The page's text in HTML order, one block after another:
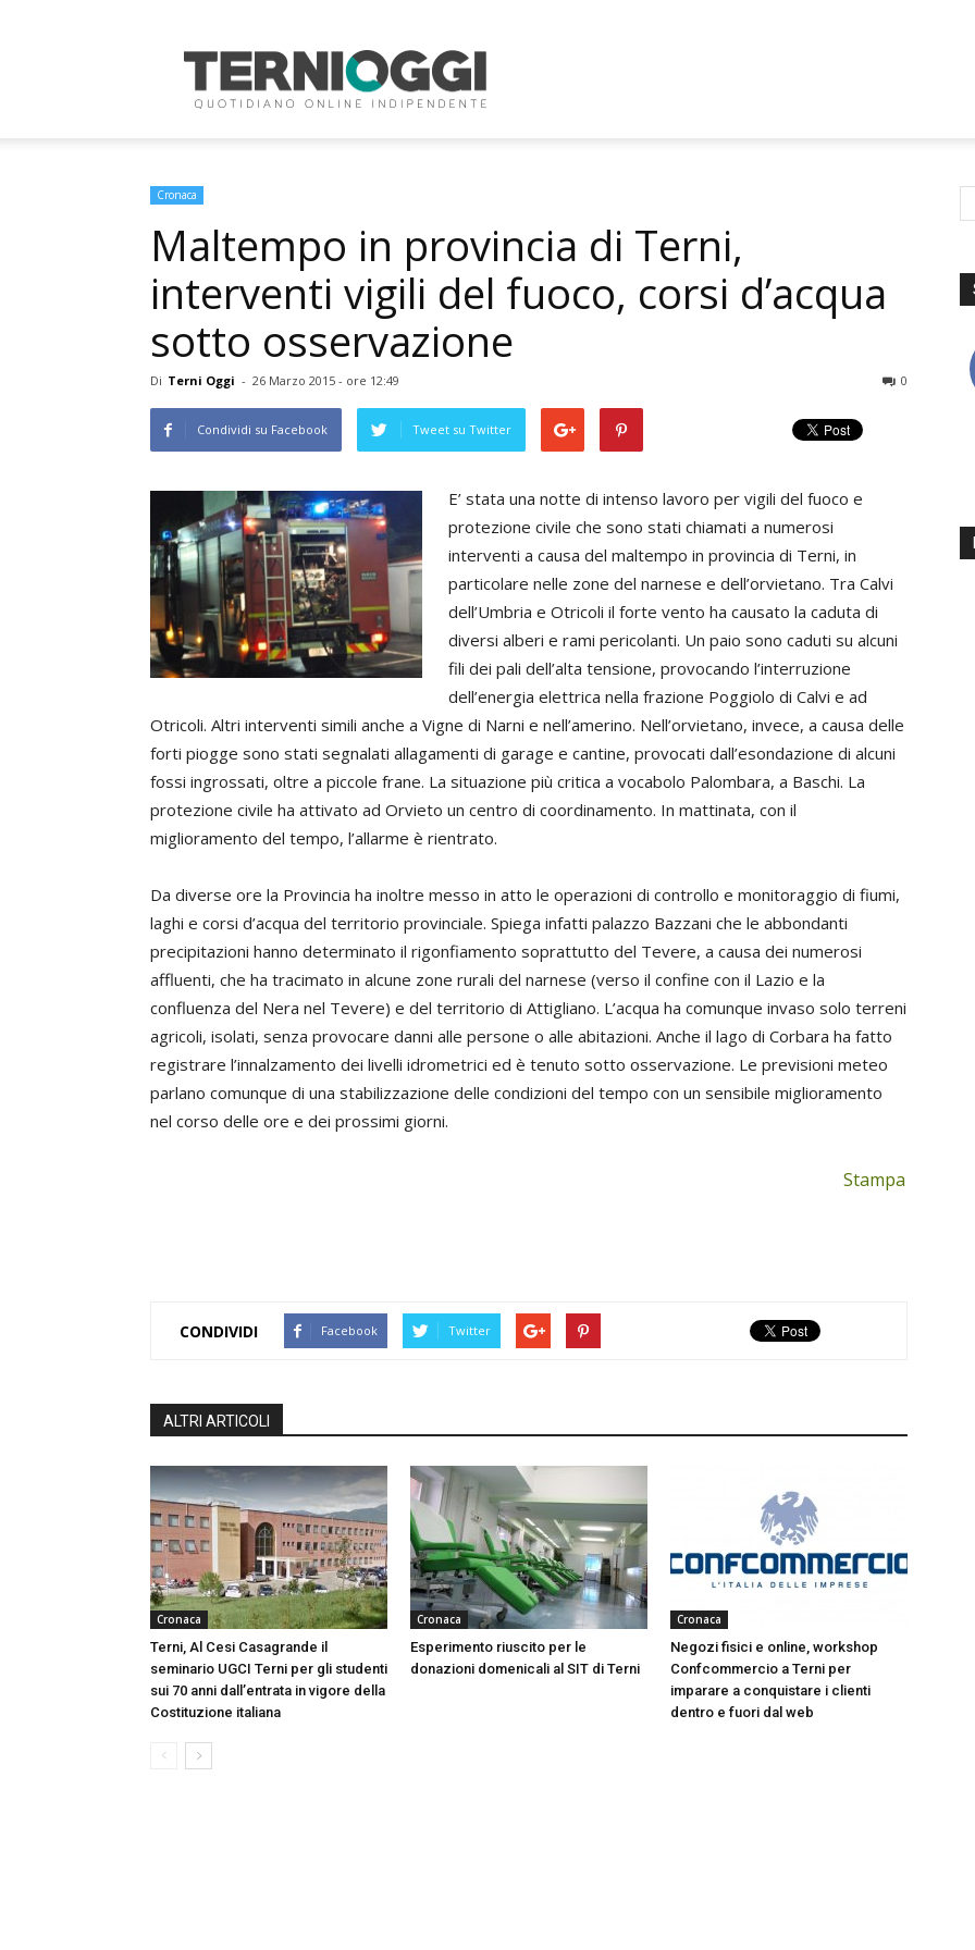
Oggi
Cronaca
Maltempo in provincia di Terni,
interventi vigili del fuoco, corsi d’acqua
sotto osservazione
Di Terni Oggi - 26 Marzo 2015 - ore 12:49 0
Condividi su Facebook Tweet su Twitter
E’ stata una notte di intenso lavoro per vigili del fuoco e
protezione civile che sono stati chiamati a numerosi
interventi a causa del maltempo in provincia di Terni, in
particolare nelle zone del narnese e dell’orvietano. Tra Calvi
dell’Umbria e Otricoli il forte vento ha causato la caduta di
diversi alberi e rami pericolanti. Un paio sono caduti su alcuni
fili dei pali dell’alta tensione, provocando l’interruzione
dell’energia elettrica nella frazione Poggiolo di Calvi e ad
Otricoli. Altri interventi simili anche a Vigne di Narni e nell’amerino. Nell’orvietano, invece, a causa delle
forti piogge sono stati segnalati allagamenti di garage e cantine, provocati dall’esondazione di alcuni
fossi ingrossati, oltre a piccole frane. La situazione più critica a vocabolo Palombara, a Baschi. La
protezione civile ha attivato ad Orvieto un centro di coordinamento. In mattinata, con il
miglioramento del tempo, l’allarme è rientrato.
Da diverse ore la Provincia ha inoltre messo in atto le operazioni di controllo e monitoraggio di fiumi,
laghi e corsi d’acqua del territorio provinciale. Spiega infatti palazzo Bazzani che le abbondanti
precipitazioni hanno determinato il rigonfiamento soprattutto del Tevere, a causa dei numerosi
affluenti, che ha tracimato in alcune zone rurali del narnese (verso il confine con il Lazio e la
confluenza del Nera nel Tevere) e del territorio di Attigliano. L’acqua ha comunque invaso solo terreni
agricoli, isolati, senza provocare danni alle persone o alle abitazioni. Anche il lago di Corbara ha fatto
registrare l’innalzamento dei livelli idrometrici ed è tenuto sotto osservazione. Le previsioni meteo
parlano comunque di una stabilizzazione delle condizioni del tempo con un sensibile miglioramento
nel corso delle ore e dei prossimi giorni.
Stampa
CONDIVIDI Facebook Twitter
ALTRI ARTICOLI
Cronaca
Terni, Al Cesi Casagrande il
seminario UGCI Terni per gli studenti
sui 70 anni dall’entrata in vigore della
Costituzione italiana
Cronaca
Esperimento riuscito per le
donazioni domenicali al SIT di Terni
Cronaca
Negozi fisici e online, workshop
Confcommercio a Terni per
imparare a conquistare i clienti
dentro e fuori dal web